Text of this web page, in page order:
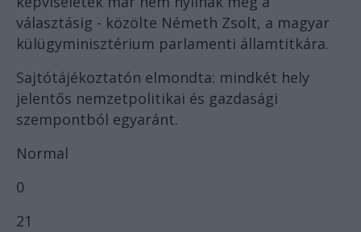
választásig - közölte Németh Zsolt, a magyar
külügyminisztérium parlamenti államtitkára.
Sajtótájékoztatón elmondta: mindkét hely
jelentős nemzetpolitikai és gazdasági
szempontból egyaránt.
Normal
0
21